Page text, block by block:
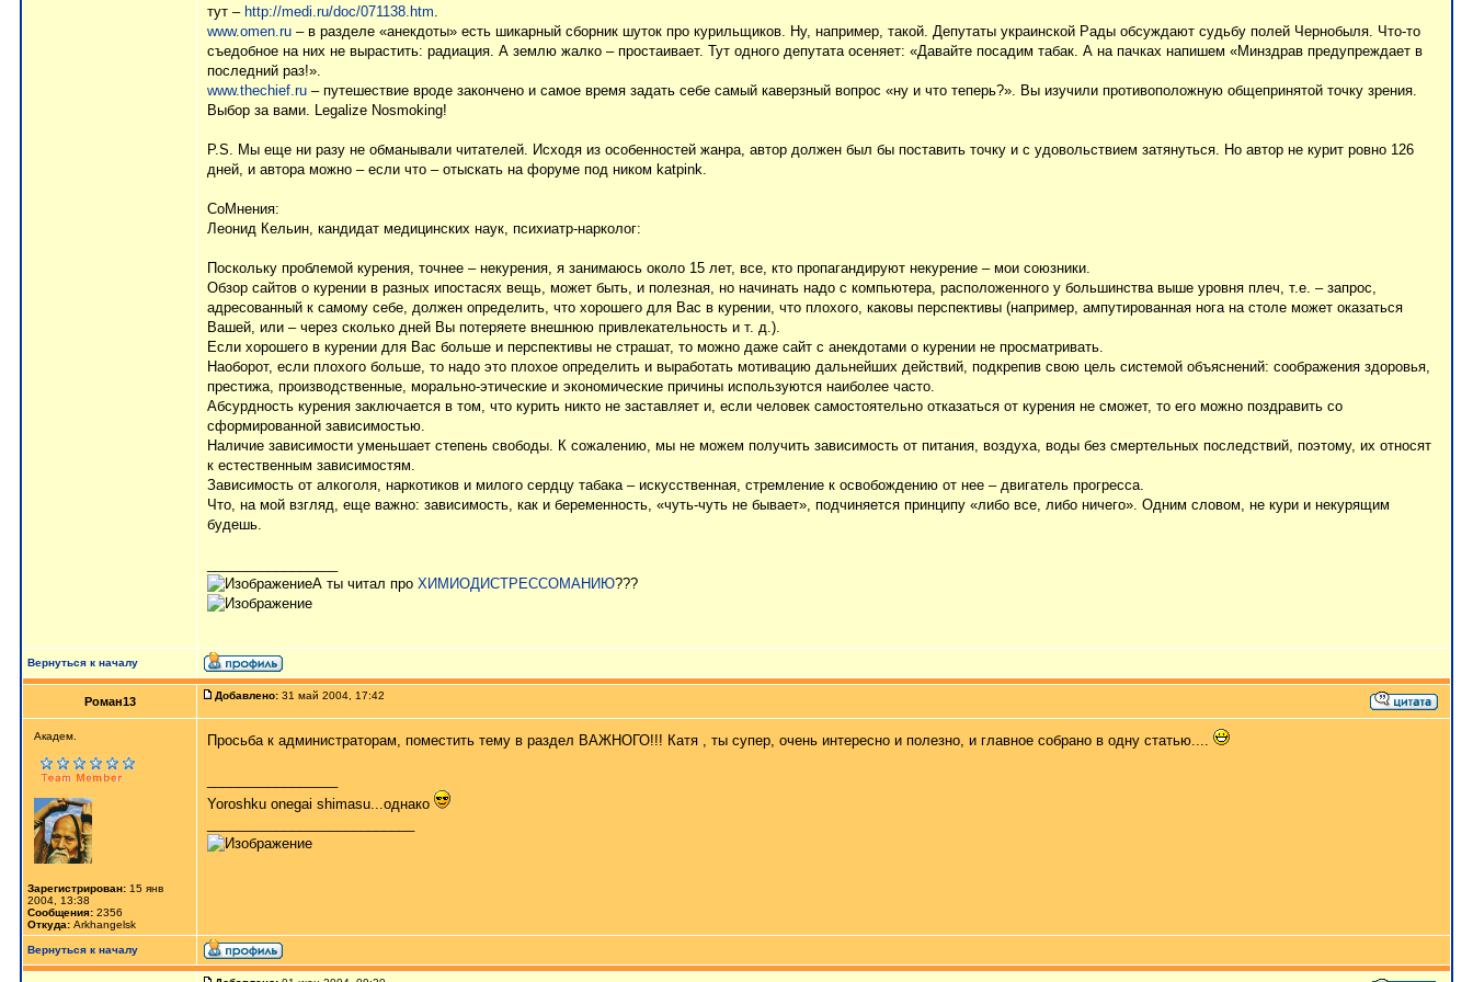
тут – http://medi.ru/doc/071138.htm.
www.omen.ru – в разделе «анекдоты» есть шикарный сборник шуток про курильщиков. Ну, например, такой. Депутаты украинской Рады обсуждают судьбу полей Чернобыля. Что-то
съедобное на них не вырастить: радиация. А землю жалко – простаивает. Тут одного депутата осеняет: «Давайте посадим табак. А на пачках напишем «Минздрав предупреждает в
последний раз!».
www.thechief.ru – путешествие вроде закончено и самое время задать себе самый каверзный вопрос «ну и что теперь?». Вы изучили противоположную общепринятой точку зрения.
Выбор за вами. Legalize Nosmoking!
P.S. Мы еще ни разу не обманывали читателей. Исходя из особенностей жанра, автор должен был бы поставить точку и с удовольствием затянуться. Но автор не курит ровно 126
дней, и автора можно – если что – отыскать на форуме под ником katpink.
СоМнения:
Леонид Кельин, кандидат медицинских наук, психиатр-нарколог:
Поскольку проблемой курения, точнее – некурения, я занимаюсь около 15 лет, все, кто пропагандируют некурение – мои союзники.
Обзор сайтов о курении в разных ипостасях вещь, может быть, и полезная, но начинать надо с компьютера, расположенного у большинства выше уровня плеч, т.е. – запрос,
адресованный к самому себе, должен определить, что хорошего для Вас в курении, что плохого, каковы перспективы (например, ампутированная нога на столе может оказаться
Вашей, или – через сколько дней Вы потеряете внешнюю привлекательность и т. д.).
Если хорошего в курении для Вас больше и перспективы не страшат, то можно даже сайт с анекдотами о курении не просматривать.
Наоборот, если плохого больше, то надо это плохое определить и выработать мотивацию дальнейших действий, подкрепив свою цель системой объяснений: соображения здоровья,
престижа, производственные, морально-этические и экономические причины используются наиболее часто.
Абсурдность курения заключается в том, что курить никто не заставляет и, если человек самостоятельно отказаться от курения не сможет, то его можно поздравить со
сформированной зависимостью.
Наличие зависимости уменьшает степень свободы. К сожалению, мы не можем получить зависимость от питания, воздуха, воды без смертельных последствий, поэтому, их относят
к естественным зависимостям.
Зависимость от алкоголя, наркотиков и милого сердцу табака – искусственная, стремление к освобождению от нее – двигатель прогресса.
Что, на мой взгляд, еще важно: зависимость, как и беременность, «чуть-чуть не бывает», подчиняется принципу «либо все, либо ничего». Одним словом, не кури и некурящим
будешь.
А ты читал про ХИМИОДИСТРЕССОМАНИЮ???
Вернуться к началу
Роман13 Добавлено: 31 май 2004, 17:42
Aкaдeм.
Зарегистрирован: 15 янв
2004, 13:38
Сообщения: 2356
Откуда: Arkhangelsk
Просьба к администраторам, поместить тему в раздел ВАЖНОГО!!! Катя , ты супер, очень интересно и полезно, и главное собрано в одну статью....
Yoroshku onegai shimasu...однако
Вернуться к началу